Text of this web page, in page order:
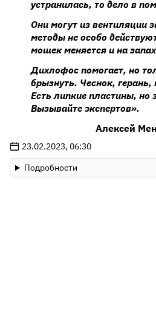
устранилась, то дело в
Они могут из вентиляции
методы не особо
мошек меняется и на
Дихлофос помогает, но
брызнуть. Чеснок,
Есть липкие пластины, но
Вызывайте экспертов».
Алексей
23.02.2023, 06:30
Подробности